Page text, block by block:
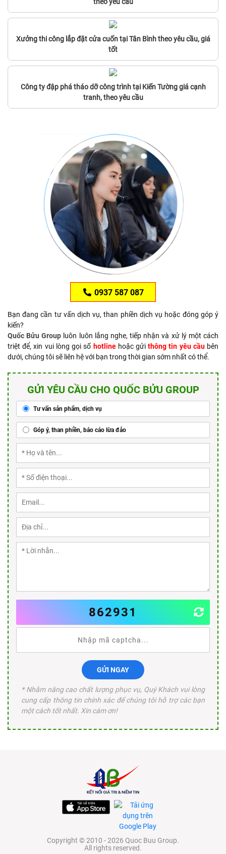
theo yêu cầu
Xưởng thi công lắp đặt cửa cuốn tại Tân Bình theo yêu cầu, giá
tốt
Công ty đập phá tháo dỡ công trình tại Kiến Tường giá cạnh
tranh, theo yêu cầu
0937 587 087
Bạn đang cần tư vấn dịch vụ, than phiền dịch vụ hoặc đóng góp ý
kiến?
Quốc Bửu Group luôn luôn lắng nghe, tiếp nhận và xử lý một cách
triệt để, xin vui lòng gọi số hotlinehoặc gửithông tin yêu cầubên
dưới, chúng tôi sẽ liên hệ với bạn trong thời gian sớm nhất có thể.
GỬI YÊU CẦU CHO QUỐC BỬU GROUP
Tư vấn sản phẩm, dịch vụ
Góp ý, than phiền, báo cáo lừa đảo
862931
GỬI NGAY
* Nhằm nâng cao chất lượng phục vụ, Quý Khách vui lòng
cung cấp thông tin chính xác để chúng tôi hỗ trợ các bạn
một cách tốt nhất. Xin cám ơn!
Copyright © 2010 - 2026 Quoc Buu Group.
All rights reserved.